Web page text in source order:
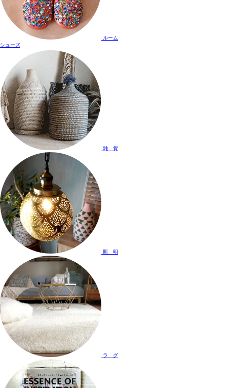
ルーム
シューズ
雑 貨
照 明
ラ グ